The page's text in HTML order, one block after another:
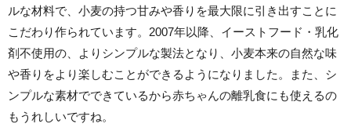
ルな材料で、小麦の持つ甘みや香りを最大限に引き出すことに
こだわり作られています。2007年以降、イーストフード・乳化
剤不使用の、よりシンプルな製法となり、小麦本来の自然な味
や香りをより楽しむことができるようになりました。また、シ
ンプルな素材でできているから赤ちゃんの離乳食にも使えるの
もうれしいですね。